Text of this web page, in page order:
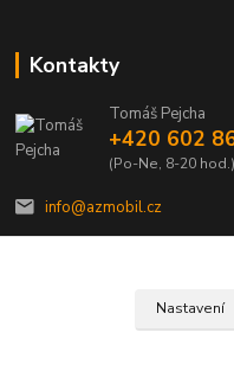
Kontakty
Tomáš Pejcha
+420 602
(Po-Ne, 8-20 hod.)
info@azmobil.cz
Nastavení